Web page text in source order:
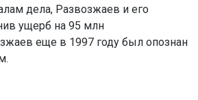
дела, Развозжаев и его
ущерб на 95 млн
еще в 1997 году был опознан